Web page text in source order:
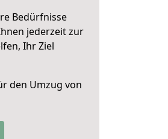
Bedürfnisse
jederzeit zur
Ihr Ziel
den Umzug von